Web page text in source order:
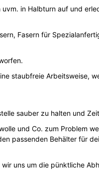
in Halbturn auf und
Fasern für
staubfreie Arbeitsweise,
sauber zu halten und
und Co. zum Problem
passenden Behälter für
uns um die pünktliche